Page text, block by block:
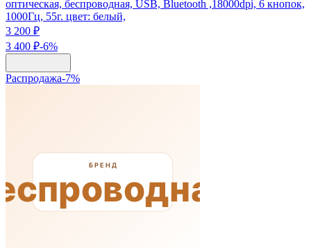
оптическая, беспроводная, USB, Bluetooth ,18000dpi, 6 кнопок,
1000Гц, 55г. цвет: белый,
3 200 ₽
3 400 ₽-6%
Распродажа-7%